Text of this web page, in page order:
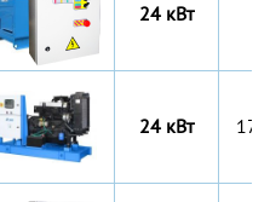
24 кВт
24 кВт